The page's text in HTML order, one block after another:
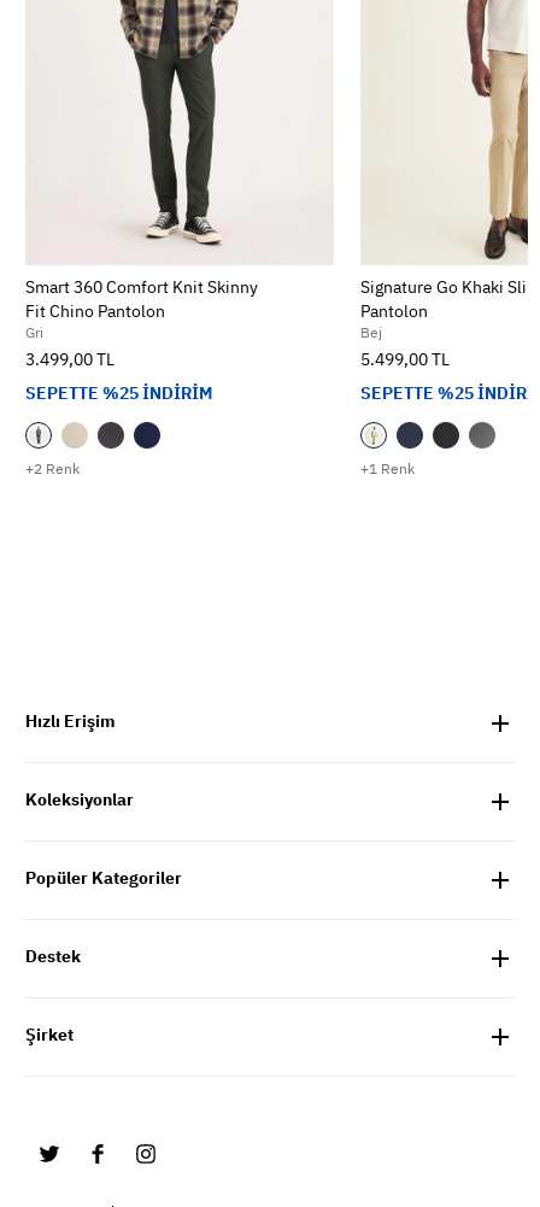
+2 Renk
Smart 360 Comfort Knit Skinny
Fit Chino Pantolon
Gri
3.499,00 TL
SEPETTE %25 İNDİRİM
+1 Renk
Signature Go Khaki
Pantolon
Bej
5.499,00 TL
SEPETTE %25
Hızlı Erişim
Koleksiyonlar
Popüler Kategoriler
Destek
Şirket